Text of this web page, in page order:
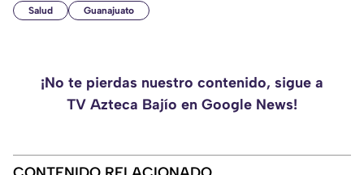
Salud Guanajuato
¡No te pierdas nuestro contenido, sigue a
TV Azteca Bajío en Google News!